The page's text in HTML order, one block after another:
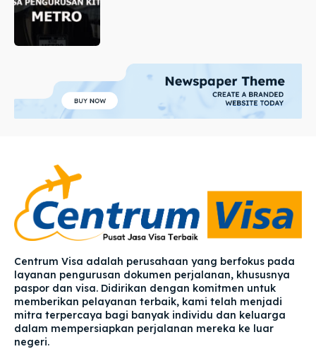
Centrum Visa adalah perusahaan yang berfokus pada
layanan pengurusan dokumen perjalanan, khususnya
paspor dan visa. Didirikan dengan komitmen untuk
memberikan pelayanan terbaik, kami telah menjadi
mitra terpercaya bagi banyak individu dan keluarga
dalam mempersiapkan perjalanan mereka ke luar
negeri.